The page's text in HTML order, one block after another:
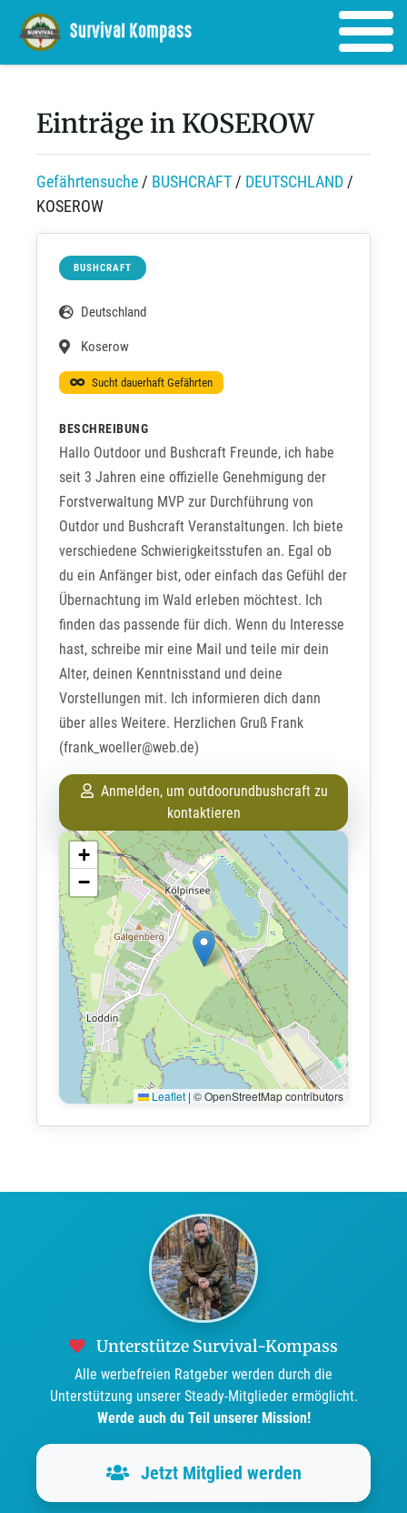
Einträge in KOSEROW
Gefährtensuche/ BUSHCRAFT/ DEUTSCHLAND/
KOSEROW
BUSHCRAFT
Deutschland
Koserow
Sucht dauerhaft Gefährten
BESCHREIBUNG
Hallo Outdoor und Bushcraft Freunde, ich habe
seit 3 Jahren eine offizielle Genehmigung der
Forstverwaltung MVP zur Durchführung von
Outdor und Bushcraft Veranstaltungen. Ich biete
verschiedene Schwierigkeitsstufen an. Egal ob
du ein Anfänger bist, oder einfach das Gefühl der
Übernachtung im Wald erleben möchtest. Ich
finden das passende für dich. Wenn du Interesse
hast, schreibe mir eine Mail und teile mir dein
Alter, deinen Kenntnisstand und deine
Vorstellungen mit. Ich informieren dich dann
über alles Weitere. Herzlichen Gruß Frank
(frank_woeller@web.de)
Anmelden, um outdoorundbushcraft zu
kontaktieren
+
−
Leaflet | © OpenStreetMap contributors
Unterstütze Survival-Kompass
Alle werbefreien Ratgeber werden durch die
Unterstützung unserer Steady-Mitglieder ermöglicht.
Werde auch du Teil unserer Mission!
Jetzt Mitglied werden